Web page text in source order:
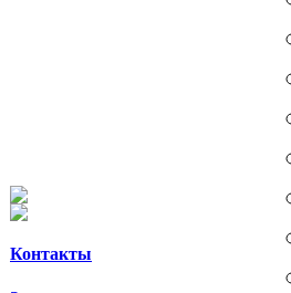
Контакты